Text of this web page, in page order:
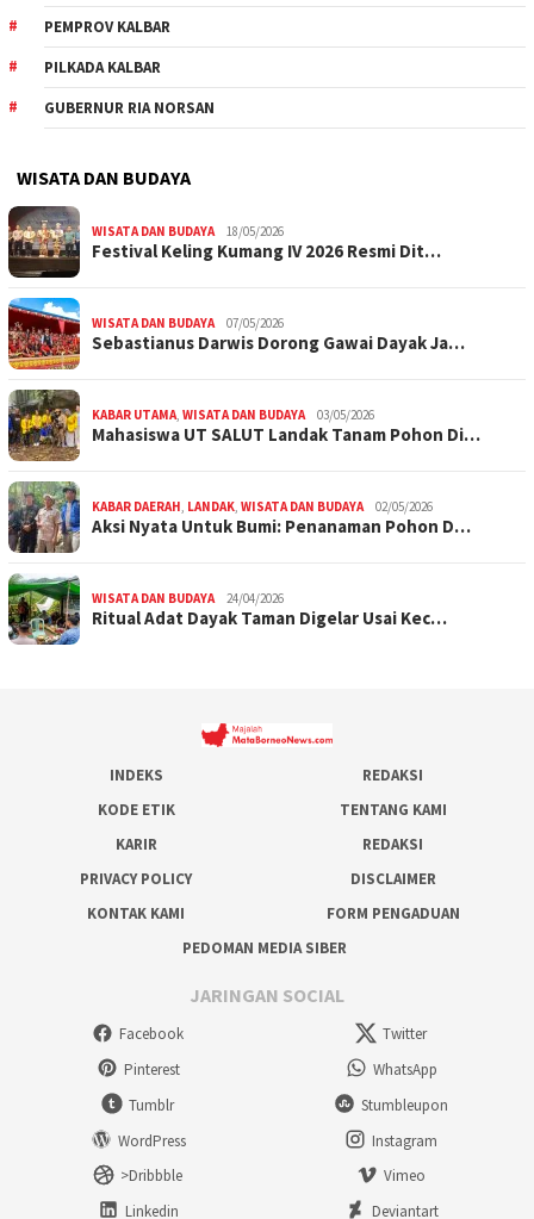
PEMPROV KALBAR
PILKADA KALBAR
GUBERNUR RIA NORSAN
WISATA DAN BUDAYA
WISATA DAN BUDAYA 18/05/2026
Festival Keling Kumang IV 2026 Resmi Dit…
WISATA DAN BUDAYA 07/05/2026
Sebastianus Darwis Dorong Gawai Dayak Ja…
KABAR UTAMA, WISATA DAN BUDAYA 03/05/2026
Mahasiswa UT SALUT Landak Tanam Pohon Di…
KABAR DAERAH, LANDAK, WISATA DAN BUDAYA 02/05/2026
Aksi Nyata Untuk Bumi: Penanaman Pohon D…
WISATA DAN BUDAYA 24/04/2026
Ritual Adat Dayak Taman Digelar Usai Kec…
INDEKS
REDAKSI
KODE ETIK
TENTANG KAMI
KARIR
REDAKSI
PRIVACY POLICY
DISCLAIMER
KONTAK KAMI
FORM PENGADUAN
PEDOMAN MEDIA SIBER
JARINGAN SOCIAL
Facebook
Twitter
Pinterest
WhatsApp
Tumblr
Stumbleupon
WordPress
Instagram
>Dribbble
Vimeo
Linkedin
Deviantart